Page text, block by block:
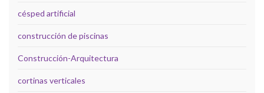
césped artificial
construcción de piscinas
Construcción-Arquitectura
cortinas verticales